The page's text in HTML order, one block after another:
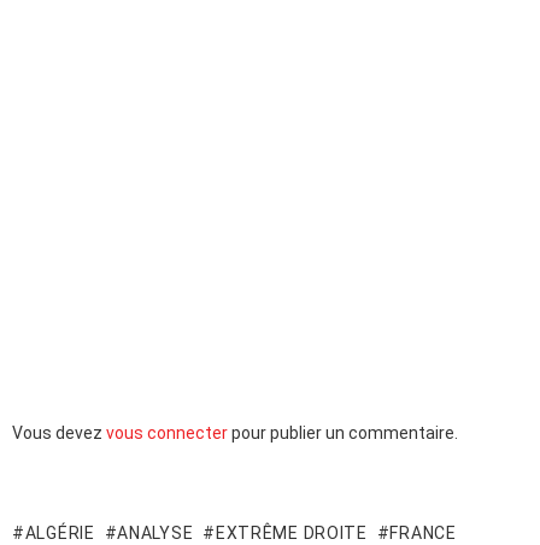
Laisser
Vous devez vous connecterpour publier un commentaire.
ALGÉRIE ANALYSE EXTRÊME DROITE
FRANCE